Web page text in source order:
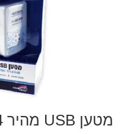
מטען USB מהיר 4 כניסות 6A